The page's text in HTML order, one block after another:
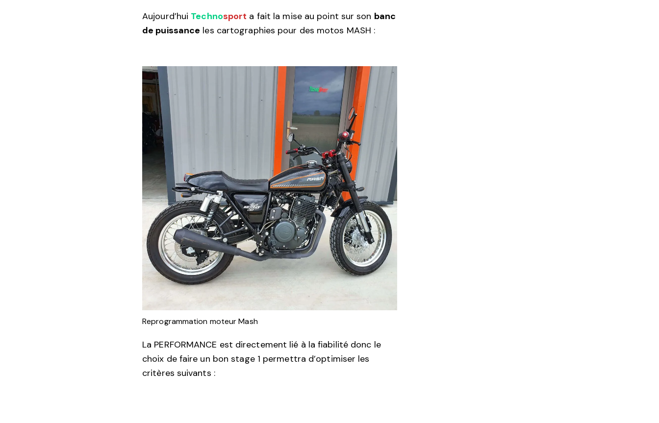
Aujourd’hui Technosport a fait la mise au point sur son banc
de puissance les cartographies pour des motos MASH :
Reprogrammation moteur Mash
La PERFORMANCE est directement lié à la fiabilité donc le
choix de faire un bon stage 1 permettra d’optimiser les
critères suivants :